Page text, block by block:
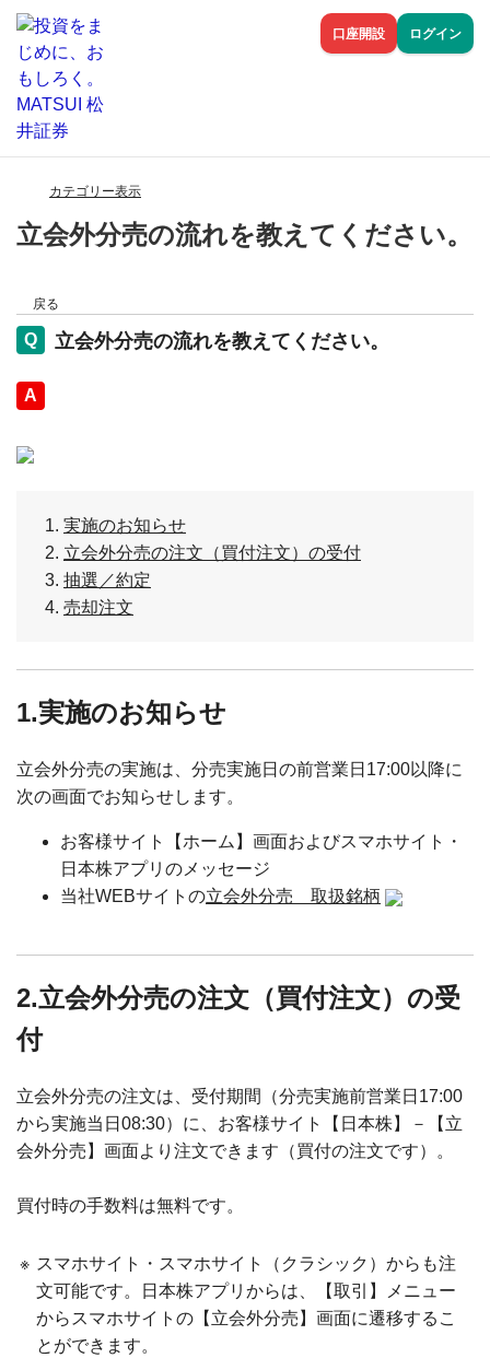
口座開設 ログイン
カテゴリー表示
立会外分売の流れを教えてください。
戻る
立会外分売の流れを教えてください。
回答
実施のお知らせ
立会外分売の注文（買付注文）の受付
抽選／約定
売却注文
1.実施のお知らせ
立会外分売の実施は、分売実施日の前営業日17:00以降に
次の画面でお知らせします。
お客様サイト【ホーム】画面およびスマホサイト・
日本株アプリのメッセージ
当社WEBサイトの立会外分売 取扱銘柄
2.立会外分売の注文（買付注文）の受
付
立会外分売の注文は、受付期間（分売実施前営業日17:00
から実施当日08:30）に、お客様サイト【日本株】－【立
会外分売】画面より注文できます（買付の注文です）。
買付時の手数料は無料です。
※ スマホサイト・スマホサイト（クラシック）からも注
文可能です。日本株アプリからは、【取引】メニュー
からスマホサイトの【立会外分売】画面に遷移するこ
とができます。